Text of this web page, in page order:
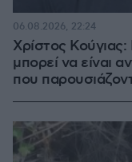
Χρίστος
μπορεί να είναι
που
06.08.2026, 22:24